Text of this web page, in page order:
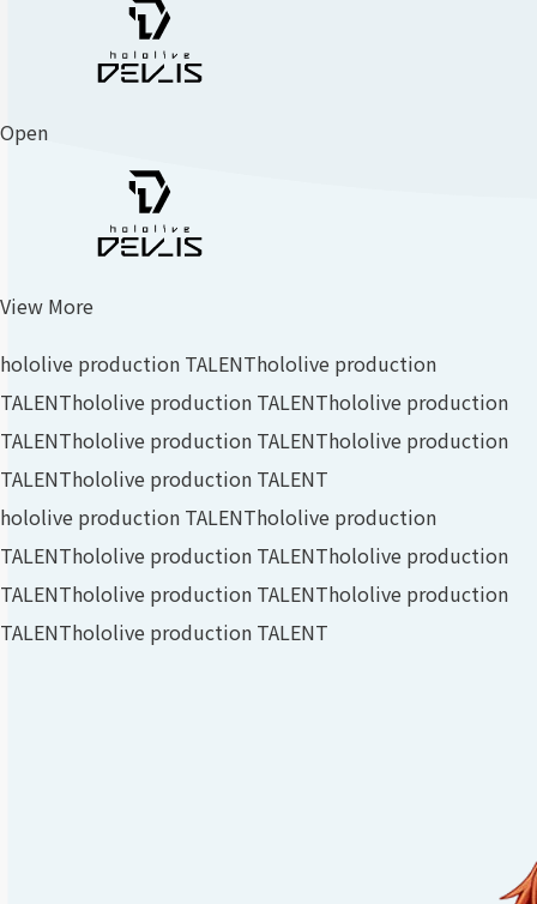
Open
View More
hololive production TALENThololive production
TALENThololive production TALENThololive production
TALENThololive production TALENThololive production
TALENThololive production TALENT
hololive production TALENThololive production
TALENThololive production TALENThololive production
TALENThololive production TALENThololive production
TALENThololive production TALENT